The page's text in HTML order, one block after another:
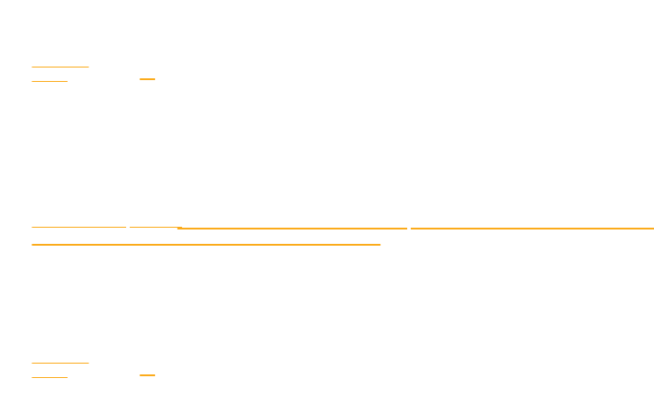
KYRGYZSTAN DAL 31 LUGLIO AL 2 AGOSTO 2026